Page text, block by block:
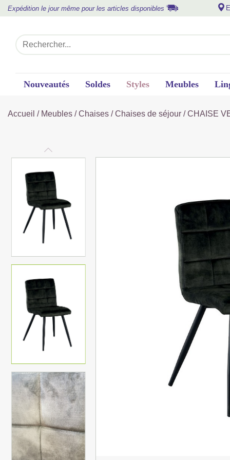
Expédition le jour même pour les articles disponibles
Nouveautés Soldes Styles Meubles
Accueil / Meubles /Chaises /Chaises de séjour / CHAISE